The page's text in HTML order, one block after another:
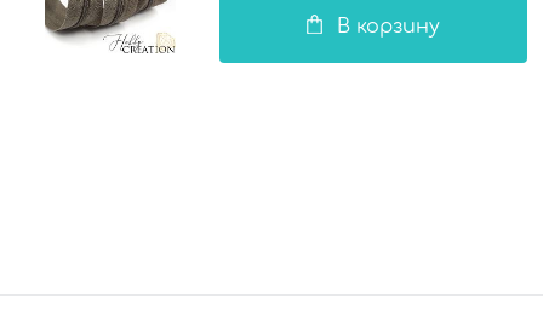
В корзину